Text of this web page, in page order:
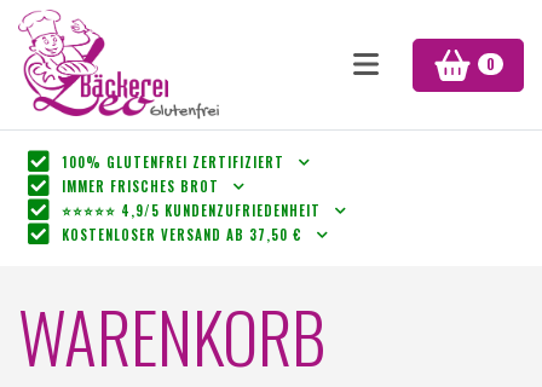
0
100% GLUTENFREI ZERTIFIZIERT
IMMER FRISCHES BROT
⭐⭐⭐⭐⭐ 4,9/5 KUNDENZUFRIEDENHEIT
KOSTENLOSER VERSAND AB 37,50 €
WARENKORB